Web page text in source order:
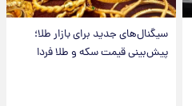
سیگنال‌های جدید برای بازار طلا؛
پیش‌بینی قیمت سکه و طلا فردا